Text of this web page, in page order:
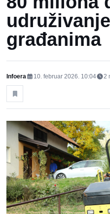
građanima
Infoera 10. februar 2026. 10:04 2